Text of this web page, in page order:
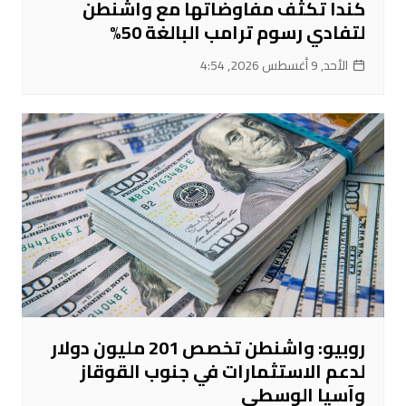
كندا تكثف مفاوضاتها مع واشنطن
لتفادي رسوم ترامب البالغة 50%
الأحد, 9 أغسطس 2026, 4:54
روبيو: واشنطن تخصص 201 مليون دولار
لدعم الاستثمارات في جنوب القوقاز
وآسيا الوسطى